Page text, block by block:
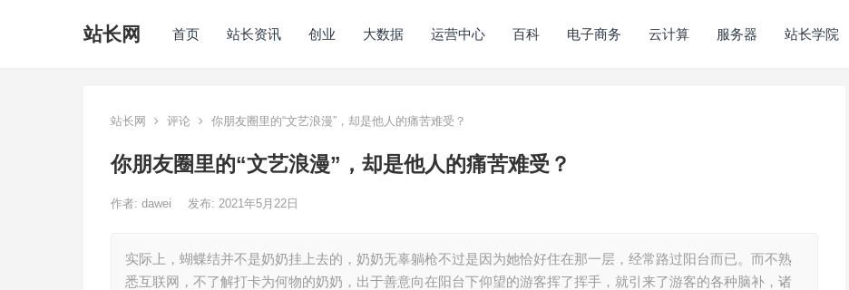
站长网 首页 站长资讯 创业 大数据 运营中心 百科 电子商务 云计算 服务器 站长学院
站长网 评论 你朋友圈里的“文艺浪漫”，却是他人的痛苦难受？
你朋友圈里的“文艺浪漫”，却是他人的痛苦难受？
作者: dawei 发布: 2021年5月22日
实际上，蝴蝶结并不是奶奶挂上去的，奶奶无辜躺枪不过是因为她恰好住在那一层，经常路过阳台而已。而不熟
悉互联网，不了解打卡为何物的奶奶，出于善意向在阳台下仰望的游客挥了挥手，就引来了游客的各种脑补，诸